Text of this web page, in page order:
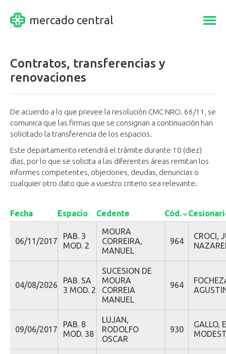
mercado central
Contratos, transferencias y
renovaciones
De acuerdo a lo que prevee la resolución CMC NRO. 66/11, se
comunica que las firmas que se consignan a continuación han
solicitado la transferencia de los espacios.
Este departamento retendrá el trámite durante 10 (diez)
días, por lo que se solicita a las diferentes áreas remitan los
informes competentes, objeciones, deudas, denuncias o
cualquier otro dato que a vuestro criterio sea relevante.
Fecha Espacio Cedente Cód.
06/11/2017
PAB. 3
MOD. 2
MOURA
CORREIRA,
MANUEL
964
CROCI,
04/08/2026
PAB. SA
3 MOD. 2
SUCESION DE
MOURA
CORREIA
MANUEL
964
09/06/2017
PAB. 8
MOD. 38
LUJAN,
RODOLFO
OSCAR
930
GALLO,